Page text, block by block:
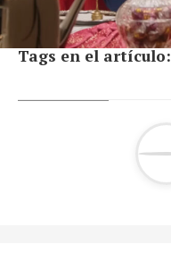
Tags en el artículo: